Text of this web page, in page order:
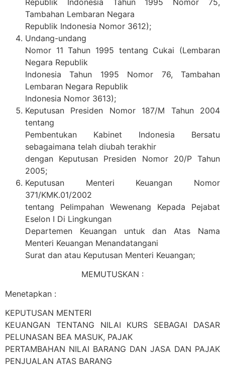
Tambahan Lembaran Negara
Republik Indonesia Nomor 3612);
Undang-undang
Nomor 11 Tahun 1995 tentang Cukai (Lembaran
Negara Republik
Indonesia Tahun 1995 Nomor 76, Tambahan
Lembaran Negara Republik
Indonesia Nomor 3613);
Keputusan Presiden Nomor 187/M Tahun 2004
tentang
Pembentukan Kabinet Indonesia Bersatu
sebagaimana telah diubah terakhir
dengan Keputusan Presiden Nomor 20/P Tahun
2005;
Keputusan Menteri Keuangan Nomor
371/KMK.01/2002
tentang Pelimpahan Wewenang Kepada Pejabat
Eselon I Di Lingkungan
Departemen Keuangan untuk dan Atas Nama
Menteri Keuangan Menandatangani
Surat dan atau Keputusan Menteri Keuangan;
MEMUTUSKAN :
Menetapkan :
KEPUTUSAN MENTERI
KEUANGAN TENTANG NILAI KURS SEBAGAI DASAR
PELUNASAN BEA MASUK, PAJAK
PERTAMBAHAN NILAI BARANG DAN JASA DAN PAJAK
PENJUALAN ATAS BARANG